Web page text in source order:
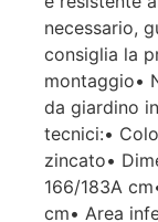
necessario,
consiglia la
montaggio•
da giardino
tecnici:•
zincato•
166/183A
cm• Area